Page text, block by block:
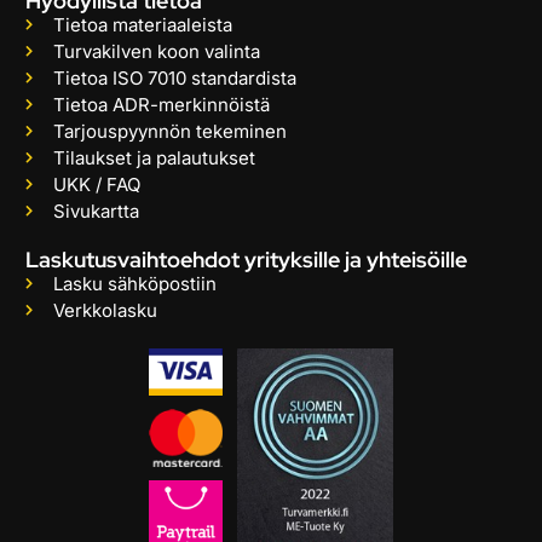
Tietoa materiaaleista
Turvakilven koon valinta
Tietoa ISO 7010 standardista
Tietoa ADR-merkinnöistä
Tarjouspyynnön tekeminen
Tilaukset ja palautukset
UKK / FAQ
Sivukartta
Laskutusvaihtoehdot yrityksille ja yhteisöille
Lasku sähköpostiin
Verkkolasku